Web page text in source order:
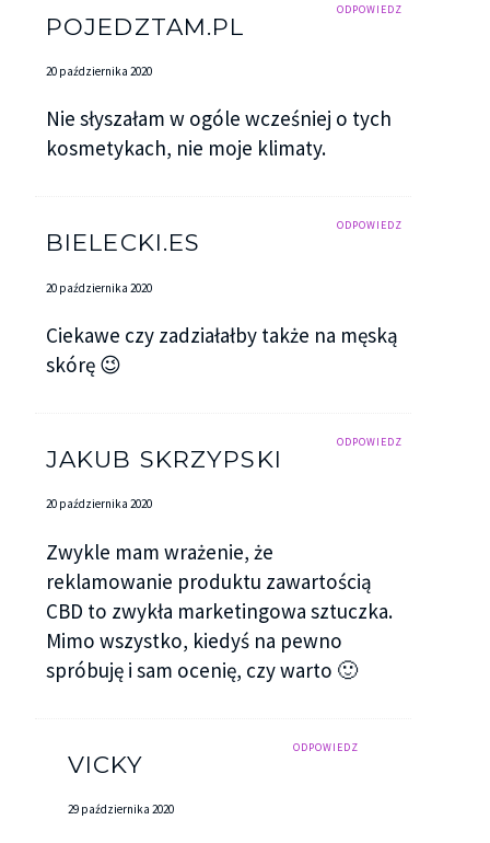
ODPOWIEDZ
POJEDZTAM.PL
20 października 2020
Nie słyszałam w ogóle wcześniej o tych
kosmetykach, nie moje klimaty.
ODPOWIEDZ
BIELECKI.ES
20 października 2020
Ciekawe czy zadziałałby także na męską
skórę 😉
ODPOWIEDZ
JAKUB SKRZYPSKI
20 października 2020
Zwykle mam wrażenie, że
reklamowanie produktu zawartością
CBD to zwykła marketingowa sztuczka.
Mimo wszystko, kiedyś na pewno
spróbuję i sam ocenię, czy warto 🙂
ODPOWIEDZ
VICKY
29 października 2020